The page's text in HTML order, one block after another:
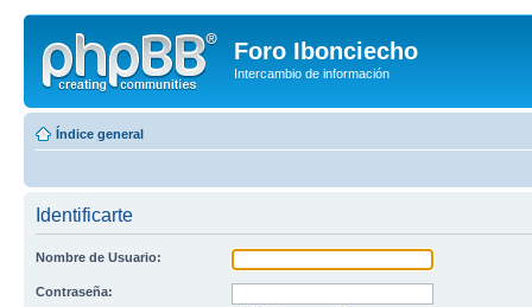
Foro Ibonciecho
Intercambio de información
Índice general
Identificarte
Nombre de Usuario:
Contraseña: